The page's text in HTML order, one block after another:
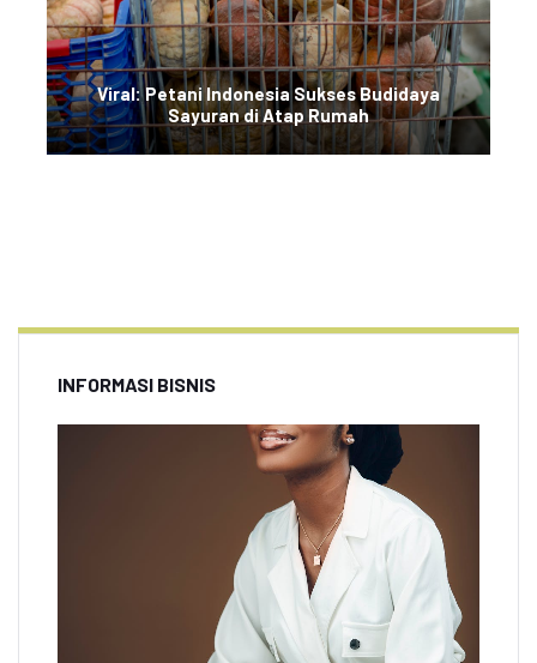
Viral: Petani Indonesia Sukses Budidaya
Sayuran di Atap Rumah
INFORMASI BISNIS